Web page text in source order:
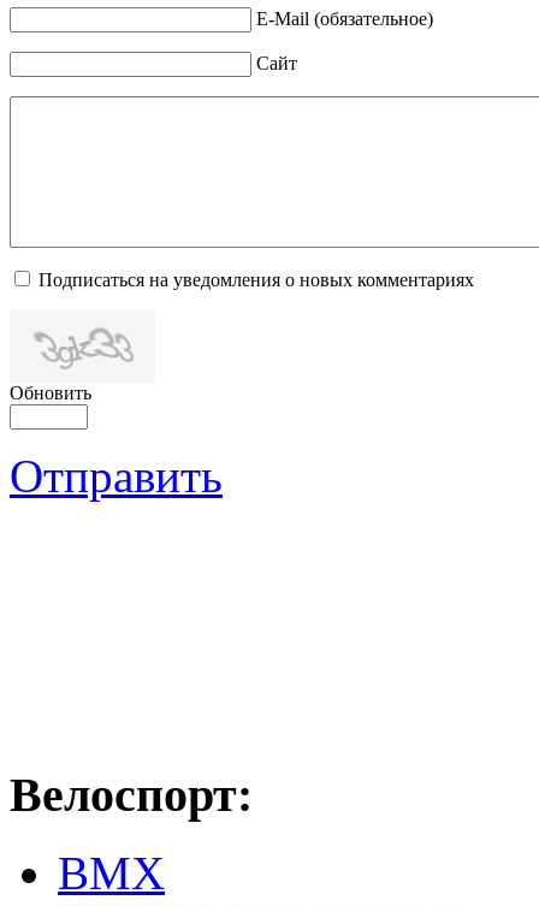
E-Mail (обязательное)
Сайт
Подписаться на уведомления о новых комментариях
Обновить
Отправить
Велоспорт:
ВМХ